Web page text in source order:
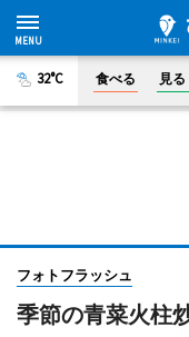
32°C 食べる 見
フォトフラッシュ
季節の青菜火柱